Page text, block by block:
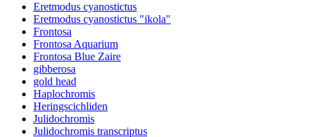
Eretmodus cyanostictus
Eretmodus cyanostictus "ikola"
Frontosa
Frontosa Aquarium
Frontosa Blue Zaire
gibberosa
gold head
Haplochromis
Heringscichliden
Julidochromis
Julidochromis transcriptus